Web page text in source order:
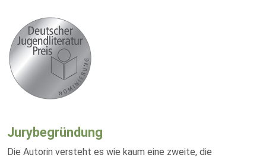
Jurybegründung
Die Autorin versteht es wie kaum eine zweite, die